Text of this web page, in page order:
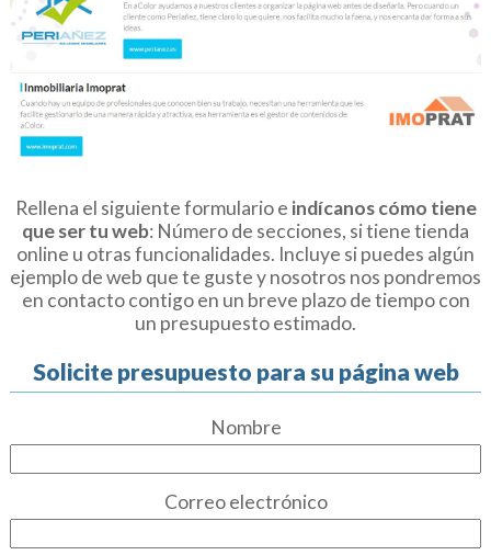
Rellena el siguiente formulario e indícanos cómo tiene
que ser tu web: Número de secciones, si tiene tienda
online u otras funcionalidades. Incluye si puedes algún
ejemplo de web que te guste y nosotros nos pondremos
en contacto contigo en un breve plazo de tiempo con
un presupuesto estimado.
Solicite presupuesto para su página web
Nombre
Correo electrónico